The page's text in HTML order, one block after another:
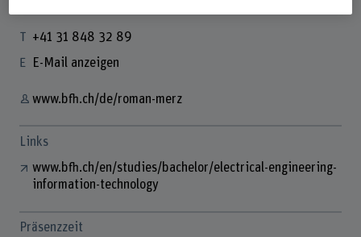
+41 31 848 32 89
E-Mail anzeigen
www.bfh.ch/de/roman-merz
Links
www.bfh.ch/en/studies/bachelor/electrical-engineering-
information-technology
Präsenzzeit